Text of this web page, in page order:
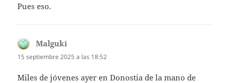
Pues eso.
Malguki
15 septiembre 2025 a las 18:52
Miles de jóvenes ayer en Donostia de la mano de